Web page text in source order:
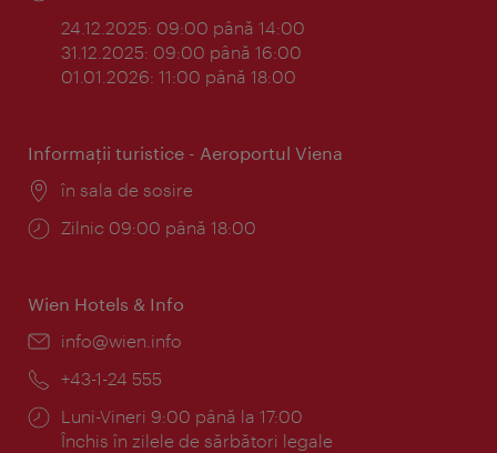
24.12.2025: 09:00 până 14:00
31.12.2025: 09:00 până 16:00
01.01.2026: 11:00 până 18:00
Informaţii turistice - Aeroportul Viena
Locul:
în sala de sosire
Program:
Zilnic 09:00 până 18:00
Wien Hotels & Info
E-
info@wien.info
Telefon:
+43-1-24 555
Program:
Luni-Vineri 9:00 până la 17:00
Închis în zilele de sărbători legale